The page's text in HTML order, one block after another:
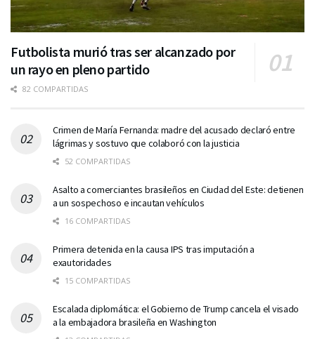
Futbolista murió tras ser alcanzado por
un rayo en pleno partido
82 COMPARTIDAS
Crimen de María Fernanda: madre del acusado declaró entre
lágrimas y sostuvo que colaboró con la justicia
52 COMPARTIDAS
Asalto a comerciantes brasileños en Ciudad del Este: detienen
a un sospechoso e incautan vehículos
16 COMPARTIDAS
Primera detenida en la causa IPS tras imputación a
exautoridades
15 COMPARTIDAS
Escalada diplomática: el Gobierno de Trump cancela el visado
a la embajadora brasileña en Washington